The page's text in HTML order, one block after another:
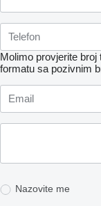
Molimo provjerite broj
formatu sa pozivnim
Nazovite me